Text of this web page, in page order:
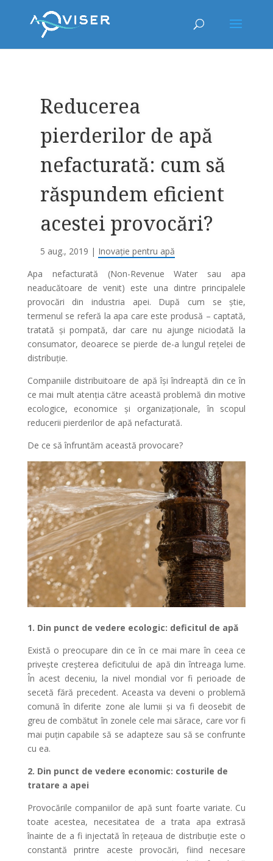
Reducerea
pierderilor de apă
nefacturată: cum să
răspundem eficient
acestei provocări?
5 aug., 2019 | Inovație pentru apă
Apa nefacturată (Non-Revenue Water sau apa
neaducătoare de venit) este una dintre principalele
provocări din industria apei. După cum se știe,
termenul se referă la apa care este produsă – captată,
tratată și pompată, dar care nu ajunge niciodată la
consumator, deoarece se pierde de-a lungul rețelei de
distribuție.
Companiile distribuitoare de apă își îndreaptă din ce în
ce mai mult atenția către această problemă din motive
ecologice, economice și organizaționale, în scopul
reducerii pierderilor de apă nefacturată.
De ce să înfruntăm această provocare?
1. Din punct de vedere ecologic: deficitul de apă
Există o preocupare din ce în ce mai mare în ceea ce
privește creșterea deficitului de apă din întreaga lume.
În acest deceniu, la nivel mondial vor fi perioade de
secetă fără precedent. Aceasta va deveni o problemă
comună în diferite zone ale lumii și va fi deosebit de
greu de combătut în zonele cele mai sărace, care vor fi
mai puțin capabile să se adapteze sau să se confrunte
cu ea.
2. Din punct de vedere economic: costurile de
tratare a apei
Provocările companiilor de apă sunt foarte variate. Cu
toate acestea, necesitatea de a trata apa extrasă
înainte de a fi injectată în rețeaua de distribuție este o
constantă printre aceste provocări, fiind necesare